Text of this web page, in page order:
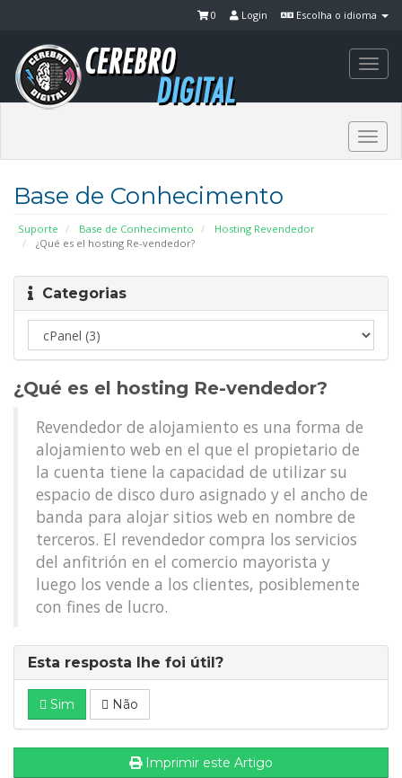
Escolha o idioma
Login
0
Base de Conhecimento
Suporte Base de Conhecimento
Hosting Revendedor
¿Qué es el hosting Re-vendedor?
Categorias
¿Qué es el hosting Re-vendedor?
Revendedor de alojamiento es una forma de
alojamiento web en el que el propietario de
la cuenta tiene la capacidad de utilizar su
espacio de disco duro asignado y el ancho de
banda para alojar sitios web en nombre de
terceros. El revendedor compra los servicios
del anfitrión en el comercio mayorista y
luego los vende a los clientes, posiblemente
con fines de lucro.
Esta resposta lhe foi útil?
Sim Não
Imprimir este Artigo